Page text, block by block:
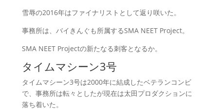
雪辱の2016年はファイナリストとして返り咲いた。
事務所は、バイきんぐも所属するSMA NEET Project。
SMA NEET Projectの新たなる刺客となるか。
タイムマシーン3号
タイムマシーン3号は2000年に結成したベテランコンビ
で、事務所は転々としたが現在は太田プロダクションに
落ち着いた。